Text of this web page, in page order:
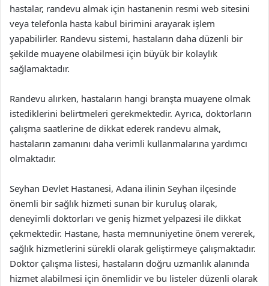
hastalar, randevu almak için hastanenin resmi web sitesini
veya telefonla hasta kabul birimini arayarak işlem
yapabilirler. Randevu sistemi, hastaların daha düzenli bir
şekilde muayene olabilmesi için büyük bir kolaylık
sağlamaktadır.
Randevu alırken, hastaların hangi branşta muayene olmak
istediklerini belirtmeleri gerekmektedir. Ayrıca, doktorların
çalışma saatlerine de dikkat ederek randevu almak,
hastaların zamanını daha verimli kullanmalarına yardımcı
olmaktadır.
Seyhan Devlet Hastanesi, Adana ilinin Seyhan ilçesinde
önemli bir sağlık hizmeti sunan bir kuruluş olarak,
deneyimli doktorları ve geniş hizmet yelpazesi ile dikkat
çekmektedir. Hastane, hasta memnuniyetine önem vererek,
sağlık hizmetlerini sürekli olarak geliştirmeye çalışmaktadır.
Doktor çalışma listesi, hastaların doğru uzmanlık alanında
hizmet alabilmesi için önemlidir ve bu listeler düzenli olarak